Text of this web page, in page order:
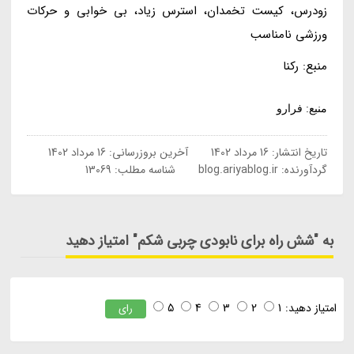
زودرس، کیست تخمدان، استرس زیاد، بی خوابی و حرکات
ورزشی نامناسب
منبع: رکنا
منبع: فرارو
تاریخ انتشار: 16 مرداد 1402 آخرین بروزرسانی: 16 مرداد 1402
گردآورنده:blog.ariyablog.ir شناسه مطلب: 13069
به "شش راه برای نابودی چربی شکم" امتیاز دهید
امتیاز دهید: 1
2
3
4
5 رای